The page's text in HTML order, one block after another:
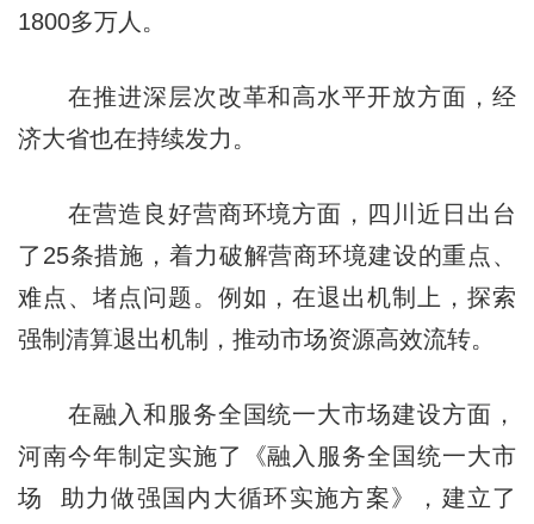
1800多万人。
在推进深层次改革和高水平开放方面，经
济大省也在持续发力。
在营造良好营商环境方面，四川近日出台
了25条措施，着力破解营商环境建设的重点、
难点、堵点问题。例如，在退出机制上，探索
强制清算退出机制，推动市场资源高效流转。
在融入和服务全国统一大市场建设方面，
河南今年制定实施了《融入服务全国统一大市
场 助力做强国内大循环实施方案》，建立了